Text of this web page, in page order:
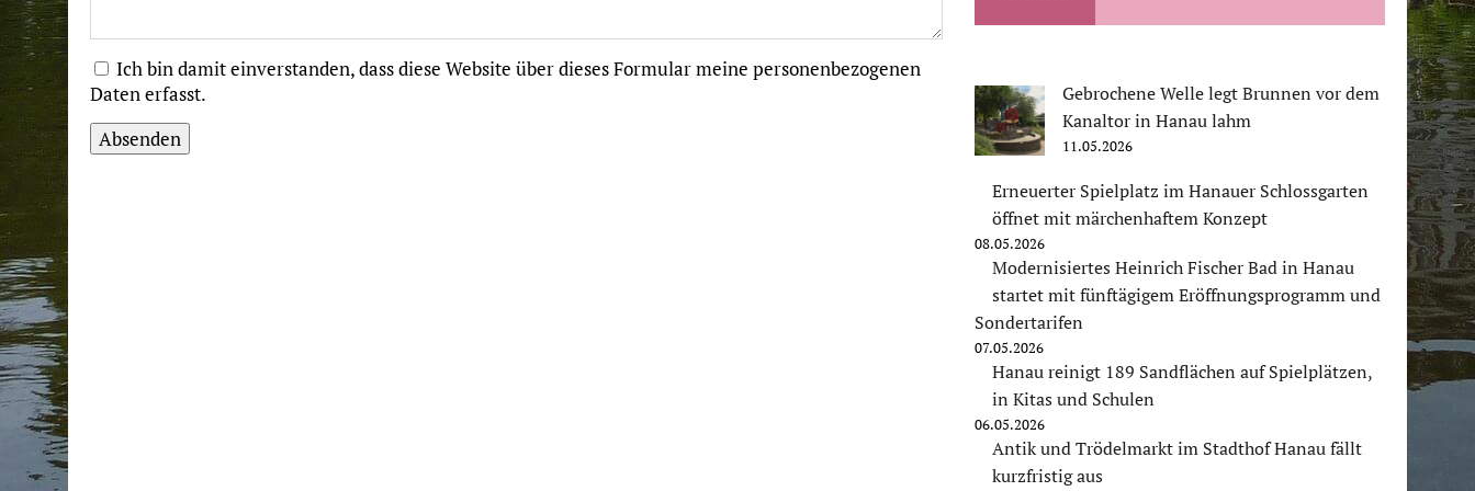
Ich bin damit einverstanden, dass diese Website über dieses Formular meine personenbezogenen
Daten erfasst.
Absenden
Gebrochene Welle legt Brunnen vor dem
Kanaltor in Hanau lahm
11.05.2026
Erneuerter Spielplatz im Hanauer Schlossgarten
öffnet mit märchenhaftem Konzept
08.05.2026
Modernisiertes Heinrich Fischer Bad in Hanau
startet mit fünftägigem Eröffnungsprogramm und
Sondertarifen
07.05.2026
Hanau reinigt 189 Sandflächen auf Spielplätzen,
in Kitas und Schulen
06.05.2026
Antik und Trödelmarkt im Stadthof Hanau fällt
kurzfristig aus